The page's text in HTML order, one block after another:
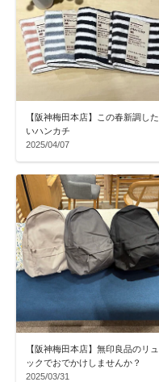
【阪神梅田本店】この春新調した
いハンカチ
2025/04/07
【阪神梅田本店】無印良品のリュ
ックでおでかけしませんか？
2025/03/31